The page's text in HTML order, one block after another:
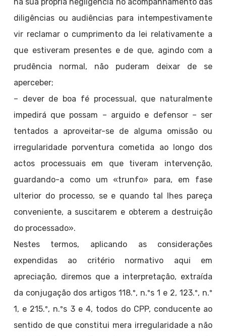
diligências ou audiências para intempestivamente
vir reclamar o cumprimento da lei relativamente a
que estiveram presentes e de que, agindo com a
prudência normal, não puderam deixar de se
aperceber;
– dever de boa fé processual, que naturalmente
impedirá que possam – arguido e defensor – ser
tentados a aproveitar-se de alguma omissão ou
irregularidade porventura cometida ao longo dos
actos processuais em que tiveram intervenção,
guardando-a como um «trunfo» para, em fase
ulterior do processo, se e quando tal lhes pareça
conveniente, a suscitarem e obterem a destruição
do processado».
Nestes termos, aplicando as considerações
expendidas ao critério normativo aqui em
apreciação, diremos que a interpretação, extraída
da conjugação dos artigos 118.º, n.ºs 1 e 2, 123.º, n.º
1, e 215.º, n.ºs 3 e 4, todos do CPP, conducente ao
sentido de que constitui mera irregularidade a não